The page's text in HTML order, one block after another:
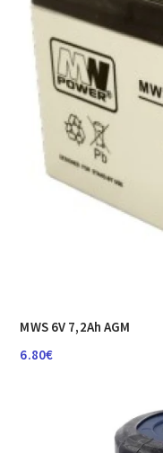
MWS 6V 7,2Ah AGM
6.80€